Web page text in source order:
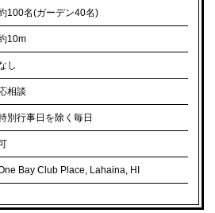
100名(ガーデン40名)
10m
し
相談
別行事日を除く毎日
Bay Club Place, Lahaina, HI